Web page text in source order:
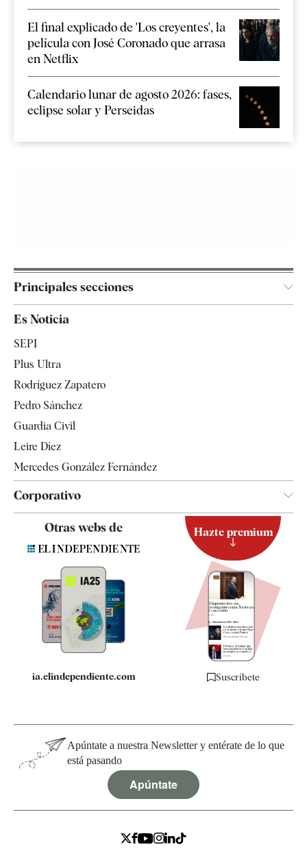
El final explicado de 'Los creyentes', la
película con José Coronado que arrasa
en Netflix
Calendario lunar de agosto 2026: fases,
eclipse solar y Perseidas
Principales secciones
España
Televisión
Es Noticia
SEPI
Plus Ultra
Rodríguez Zapatero
Pedro Sánchez
Guardia Civil
Leire Díez
Mercedes González Fernández
Corporativo
Contacto
Quiénes somos
Especificaciones
Otras webs de
ia.elindependiente.com
Hazte premium
Suscríbete
Apúntate a nuestra Newsletter y entérate de lo que
está pasando
Apúntate